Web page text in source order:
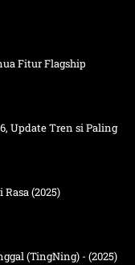
Fitur Flagship
Update Tren si Paling
(2025)
(TingNing) - (2025)